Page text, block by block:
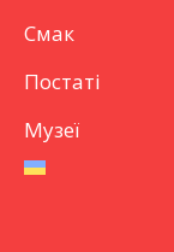
Смак
Постаті
Музеї